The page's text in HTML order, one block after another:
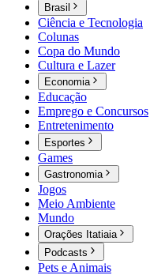
Brasil
Ciência e Tecnologia
Colunas
Copa do Mundo
Cultura e Lazer
Economia
Educação
Emprego e Concursos
Entretenimento
Esportes
Games
Gastronomia
Jogos
Meio Ambiente
Mundo
Orações Itatiaia
Podcasts
Pets e Animais